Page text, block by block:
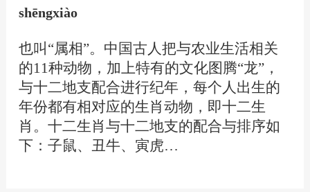
shēngxiào
也叫“属相”。中国古人把与农业生活相关
的11种动物，加上特有的文化图腾“龙”，
与十二地支配合进行纪年，每个人出生的
年份都有相对应的生肖动物，即十二生
肖。十二生肖与十二地支的配合与排序如
下：子鼠、丑牛、寅虎…